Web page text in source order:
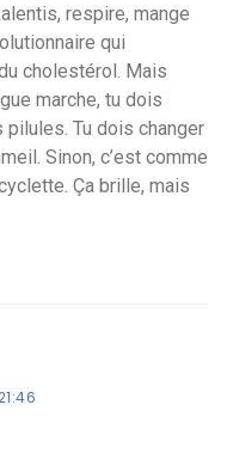
respire, mange
qui
cholestérol. Mais
marche, tu dois
Tu dois changer
Sinon, c’est comme
Ça brille, mais